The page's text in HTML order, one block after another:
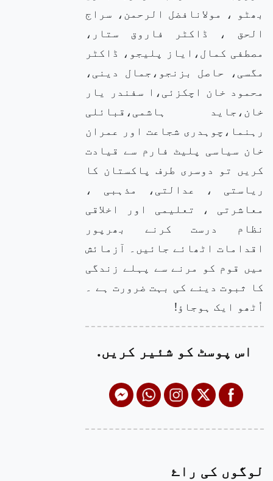
بھٹو ، مولانافضل الرحمن، سراج
الحق ، ڈاکٹر فاروق ستار،
مصطفی کمال،ایاز پلیجو، ڈاکٹر
مگسی، حاصل بزنجو،جمال دینی،
محمود خان اچکزئی،ا سفندر یار
خان،جاید ہاشمی،قبائلی
رہنما،چوہدری شجاعت اور عمران
خان سیاسی پلیٹ فارم سے قیادت
کریں تو دوسری طرف پاکستان کا
ریاستی ، عدالتی، مذہبی ،
معاشرتی ، تعلیمی اور اخلاقی
نظام درست کرنے بھرپور
اقدامات اٹھائے جائیں۔ آزمائش
میں قوم کو مرنے سے پہلے زندگی
کا ثبوت دینے کی بہت ضرورت ہے ۔
اُٹھو ایک ہوجاؤ!
اس پوسٹ کو شئیر کریں.
لوگوں کی راۓ